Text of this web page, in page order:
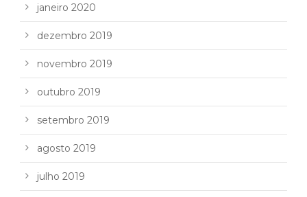
janeiro 2020
dezembro 2019
novembro 2019
outubro 2019
setembro 2019
agosto 2019
julho 2019